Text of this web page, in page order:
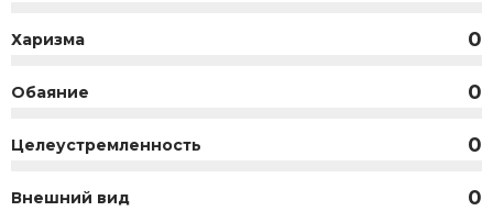
Харизма 0
Обаяние 0
Целеустремленность 0
Внешний вид 0